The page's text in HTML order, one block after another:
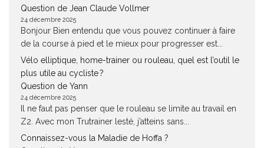
Question de Jean Claude Vollmer
24 décembre 2025
Bonjour Bien entendu que vous pouvez continuer à faire
de la course à pied et le mieux pour progresser est...
Vélo elliptique, home-trainer ou rouleau, quel est l’outil le
plus utile au cycliste ?
Question de Yann
24 décembre 2025
Il ne faut pas penser que le rouleau se limite au travail en
Z2. Avec mon Trutrainer lesté, j’atteins sans...
Connaissez-vous la Maladie de Hoffa ?